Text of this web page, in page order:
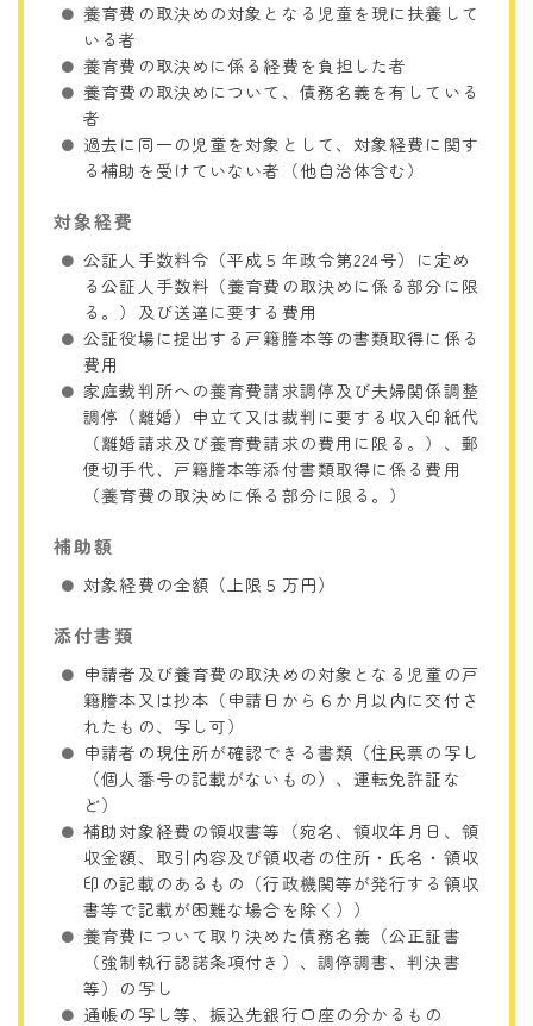
養育費の取決めの対象となる児童を現に扶養して
いる者
養育費の取決めに係る経費を負担した者
養育費の取決めについて、債務名義を有している
者
過去に同一の児童を対象として、対象経費に関す
る補助を受けていない者（他自治体含む）
対象経費
公証人手数料令（平成５年政令第224号）に定め
る公証人手数料（養育費の取決めに係る部分に限
る。）及び送達に要する費用
公証役場に提出する戸籍謄本等の書類取得に係る
費用
家庭裁判所への養育費請求調停及び夫婦関係調整
調停（離婚）申立て又は裁判に要する収入印紙代
（離婚請求及び養育費請求の費用に限る。）、郵
便切手代、 戸籍謄本等添付書類取得に係る費用
（養育費の取決めに係る部分に限る。）
補助額
対象経費の全額（上限５万円）
添付書類
申請者及び養育費の取決めの対象となる児童の戸
籍謄本又は抄本（申請日から６か月以内に交付さ
れたもの、写し可）
申請者の現住所が確認できる書類（住民票の写し
（個人番号の記載がないもの）、運転免許証な
ど）
補助対象経費の領収書等（宛名、領収年月日、領
収金額、取引内容及び領収者の住所・氏名・領収
印の記載のあるもの（行政機関等が発行する領収
書等で記載が困難な場合を除く））
養育費について取り決めた債務名義（公正証書
（強制執行認諾条項付き）、調停調書、判決書
等）の写し
通帳の写し等、振込先銀行口座の分かるもの